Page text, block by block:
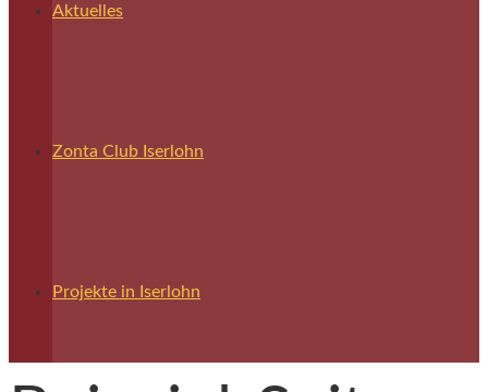
Aktuelles
Zonta Club Iserlohn
Projekte in Iserlohn